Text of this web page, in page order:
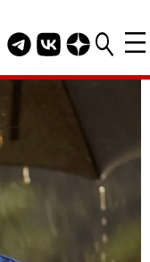
Telegram канал
Группа HELLO
Канал